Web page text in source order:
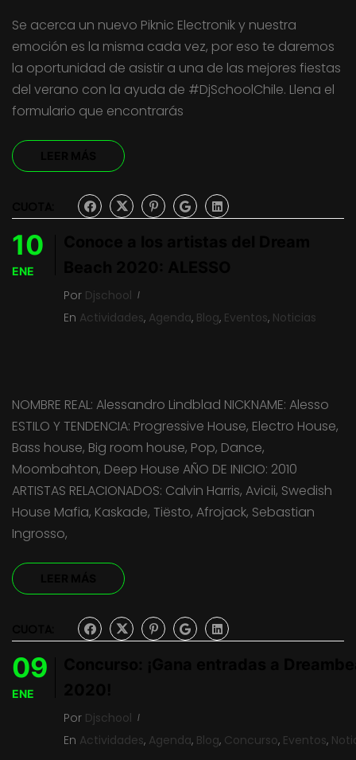
Se acerca un nuevo Piknic Electronik y nuestra
emoción es la misma cada vez, por eso te daremos
la oportunidad de asistir a una de las mejores fiestas
del verano con la ayuda de #DjSchoolChile. Llena el
formulario que encontrarás
10
ENE
Por Djschool
En Actividades, Agenda, Blog, Eventos, Noticias
NOMBRE REAL: Alessandro Lindblad NICKNAME: Alesso
ESTILO Y TENDENCIA: Progressive House, Electro House,
Bass house, Big room house, Pop, Dance,
Moombahton, Deep House AÑO DE INICIO: 2010
ARTISTAS RELACIONADOS: Calvin Harris, Avicii, Swedish
House Mafia, Kaskade, Tiësto, Afrojack, Sebastian
Ingrosso,
09
ENE
Por Djschool
En Actividades, Agenda, Blog, Concurso, Eventos,